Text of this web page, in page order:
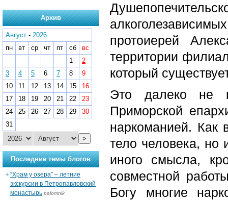
протоиерей
территории
который
Это далеко не
Приморской
наркоманией. Как
тело человека, но
иного смысла,
совместной
Богу многие
Архив
Август - 2026
пн
вт ср чт пт сб
вс
1
2
3
4 5 6 7 8
9
10
11 12 13 14 15
16
17
18 19 20 21 22
23
24
25 26 27 28 29
30
31
>
Последние темы блогов
“Храм у озера” – летние
экскурсии в Петропавловский
монастырь palomnik